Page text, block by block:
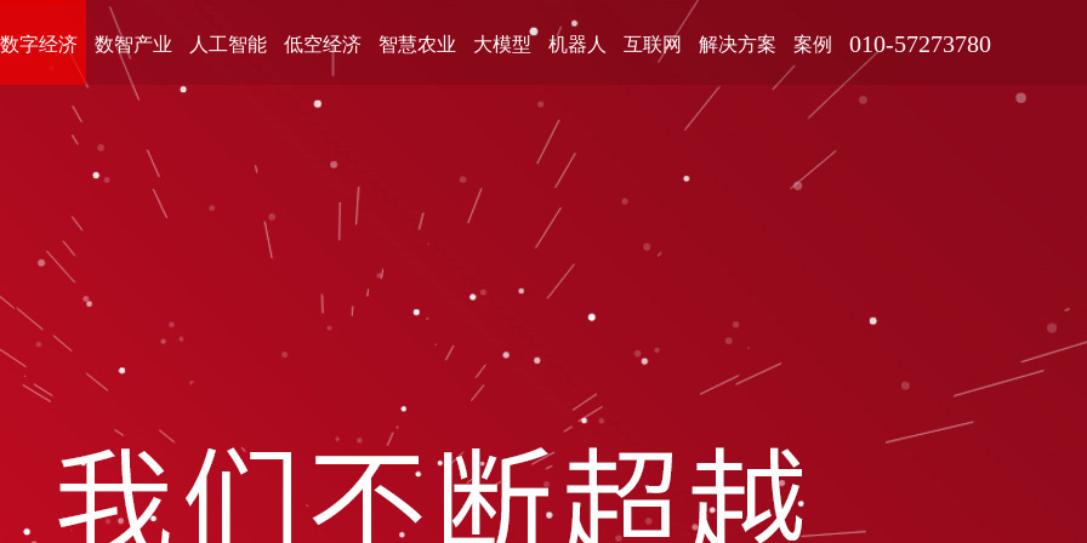
数字经济 数智产业 人工智能 低空经济 智慧农业 大模型 机器人 互联网 解决方案 案例 010-57273780